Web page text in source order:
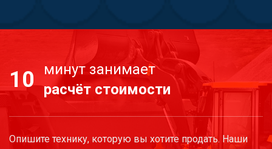
10
минут занимает
расчёт стоимости
Опишите технику, которую вы хотите продать. Наши